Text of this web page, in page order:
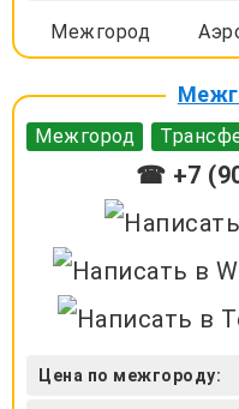
Межгород
Межгород
☎ +7
Цена по межгороду: